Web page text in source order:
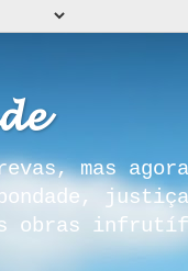
mas
justiça
obras